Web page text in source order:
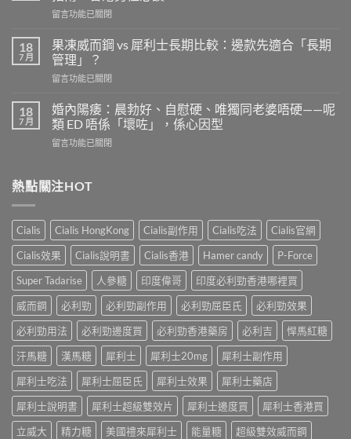
安
劑
量
是
多
完
整
南：
男
讀
的
正
確
用
法〉
在
利
勁
有
效
4
個
信
號
評
副
作
用
與
增
效
指
南，
香
男
性
必
讀〉
留言功能已關閉
18
7 月
果凍威而鋼 vs 犀利士長期比較：邊款先適合「長期
管理」？
在
凍
威
而
鋼
利
期
比
較：
邊
款
先
合
「長
期
理」？〉
中
留言功能已關閉
18
7 月
婚內陽痿：晨勃好、自慰硬、唯獨同老婆唔硬——呢
類 ED 唔係「壞咗」，係心因型
在
陽
痿：
勃
好、
自
慰
硬、
唯
同
老
婆
硬
——
呢
類
ED
留言功能已關閉
熱點關注HOT
Cialis Cialis HongKong Cialis副作用 Cialis吃法
Cialis官網
Cialis效果
Cialis說明書 Cialis香港 Hamer candy
P-Force
Super Tadarise
人參糖 印度偉哥
印度必利勁香港哪裡買
威而鋼
必利勁 必利勁副作用 必利勁屈臣氏
必利勁效果
必利勁用法
必利勁邊度買 必利勁香港藥房 必利吉
悍馬紅糖
汗馬糖
漢馬糖 犀利士 犀利士20mg
犀利士副作用
犀利士吃法
犀利士屈臣氏 犀利士效果
犀利士藥店
犀利士說明書
犀利士超級雙效片 犀利士邊度買
犀利士香港買
立威大
精力糖 美國禮來犀利士 能量糖 超級雙效威而鋼